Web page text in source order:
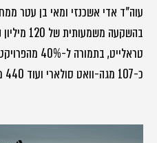
עוה"ד אדי אשכנזי ומאי בן עטר
כ-107 מגה-וואט סולארי ועוד 440 מגה-וואט שעה אגירה.